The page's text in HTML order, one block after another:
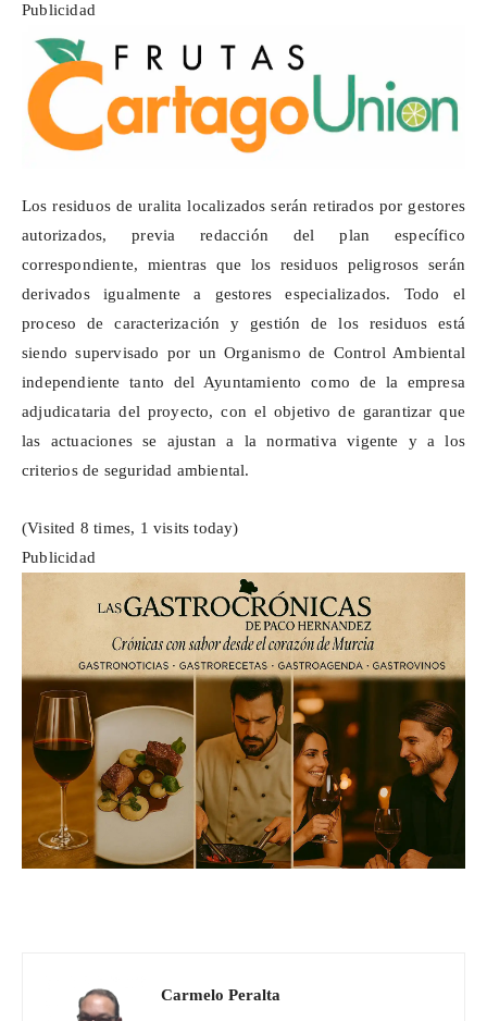
Publicidad
Los residuos de uralita localizados serán retirados por gestores
autorizados, previa redacción del plan específico
correspondiente, mientras que los residuos peligrosos serán
derivados igualmente a gestores especializados. Todo el
proceso de caracterización y gestión de los residuos está
siendo supervisado por un Organismo de Control Ambiental
independiente tanto del Ayuntamiento como de la empresa
adjudicataria del proyecto, con el objetivo de garantizar que
las actuaciones se ajustan a la normativa vigente y a los
criterios de seguridad ambiental.
(Visited 8 times, 1 visits today)
Publicidad
Carmelo Peralta